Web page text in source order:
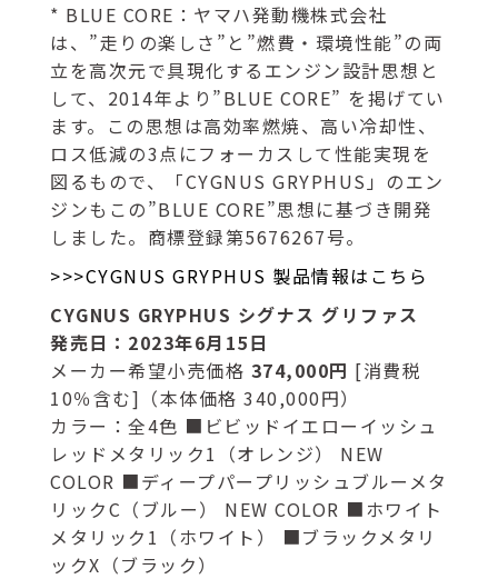
* BLUE CORE：ヤマハ発動機株式会社
は、”走りの楽しさ”と”燃費・環境性能”の両
立を高次元で具現化するエンジン設計思想と
して、2014年より”BLUE CORE” を掲げてい
ます。この思想は高効率燃焼、高い冷却性、
ロス低減の3点にフォーカスして性能実現を
図るもので、「CYGNUS GRYPHUS」のエン
ジンもこの”BLUE CORE”思想に基づき開発
しました。商標登録第5676267号。
>>>CYGNUS GRYPHUS 製品情報はこちら
CYGNUS GRYPHUS シグナス グリファス
発売日：2023年6月15日
メーカー希望小売価格 374,000円 [消費税
10％含む]（本体価格 340,000円）
カラー：全4色 ■ビビッドイエローイッシュ
レッドメタリック1（オレンジ） NEW
COLOR ■ディープパープリッシュブルーメタ
リックC（ブルー） NEW COLOR ■ホワイト
メタリック1（ホワイト） ■ブラックメタリ
ックX（ブラック）